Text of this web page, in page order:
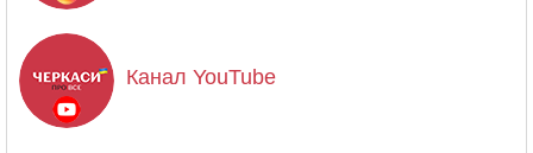
Канал YouTube